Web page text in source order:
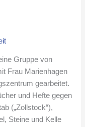
Gruppe von
Frau Marienhagen
gearbeitet.
und Hefte gegen
(„Zollstock“),
Steine und Kelle